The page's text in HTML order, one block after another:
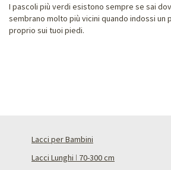
I pascoli più verdi esistono sempre se sai
sembrano molto più vicini quando indossi un
proprio sui tuoi piedi.
Lacci per Bambini
Lacci Lunghi ǀ 70-300 cm